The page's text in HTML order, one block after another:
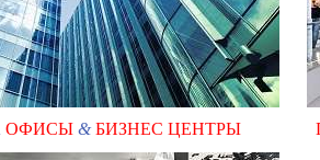
ОФИСЫ & БИЗНЕС ЦЕНТРЫ